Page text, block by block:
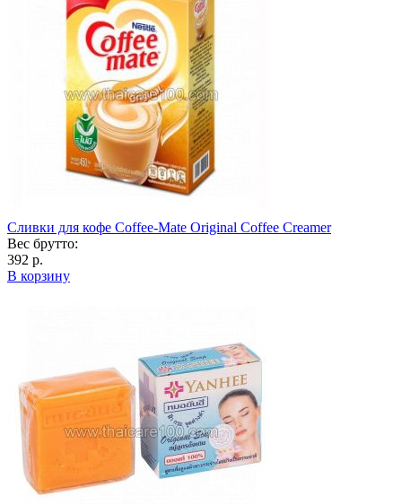
Сливки для кофе Coffee-Mate Original Coffee Creamer
Вес брутто:
392 р.
В корзину